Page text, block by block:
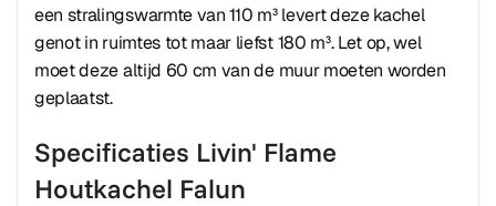
een stralingswarmte van 110 m³ levert deze kachel
genot in ruimtes tot maar liefst 180 m³. Let op, wel
moet deze altijd 60 cm van de muur moeten worden
geplaatst.
Specificaties Livin' Flame
Houtkachel Falun